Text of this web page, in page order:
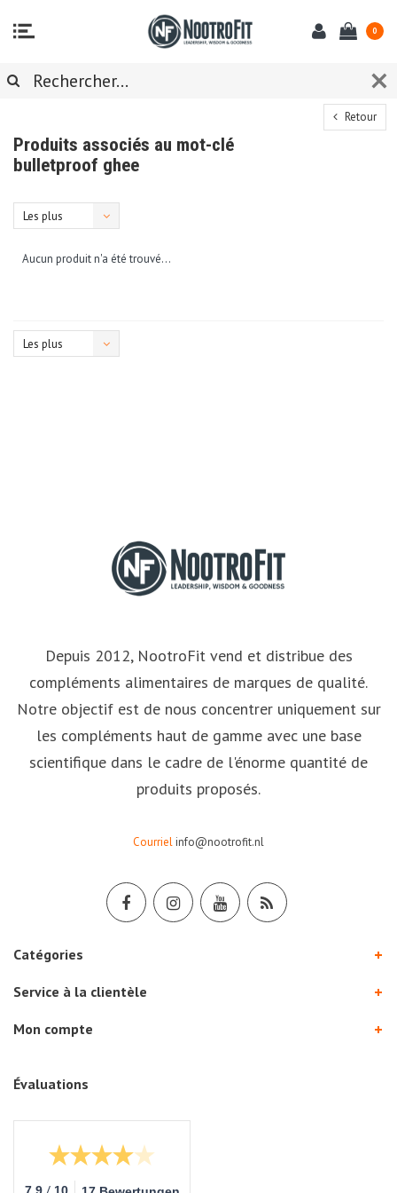
0
Retour
Produits associés au mot-clé
bulletproof ghee
Les plus
Aucun produit n'a été trouvé...
Les plus
Depuis 2012, NootroFit vend et distribue des
compléments alimentaires de marques de qualité.
Notre objectif est de nous concentrer uniquement sur
les compléments haut de gamme avec une base
scientifique dans le cadre de l'énorme quantité de
produits proposés.
Courrielinfo@nootrofit.nl
Catégories
Service à la clientèle
Mon compte
Évaluations